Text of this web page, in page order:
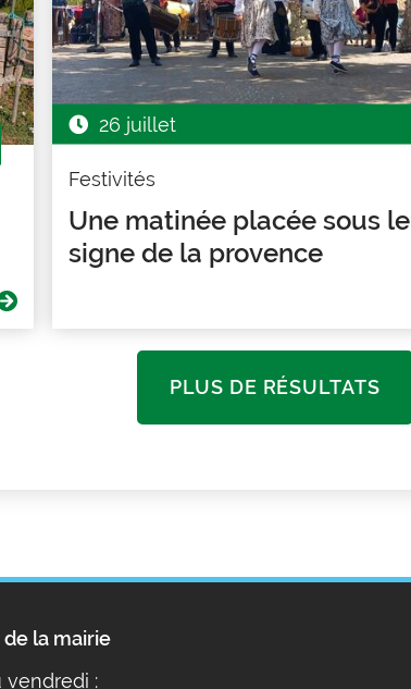
26 juillet
Festivités
Une matinée placée sous le
signe de la provence
PLUS DE RÉSULTATS
la mairie
vendredi :